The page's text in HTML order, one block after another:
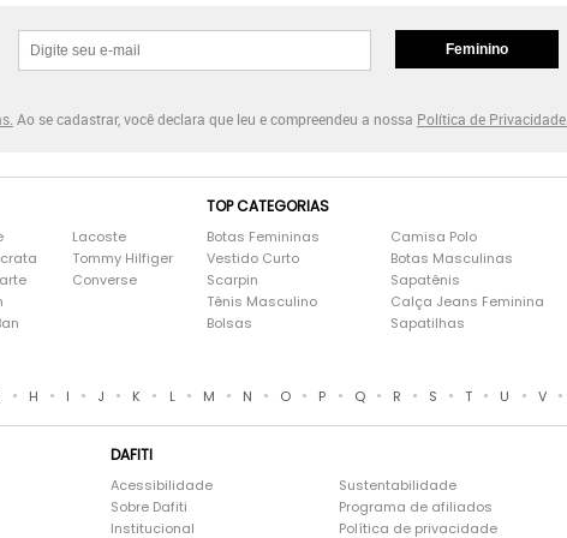
Feminino
Ao se cadastrar, você declara que leu e compreendeu a nossa Política de Privacidade.
Lacoste
Tommy Hilfiger
Converse
TOP CATEGORIAS
Botas Femininas
Vestido Curto
Scarpin
Tênis Masculino
Bolsas
Camisa Polo
Botas Masculinas
Sapatênis
Calça Jeans Feminina
Sapatilhas
• H • I • J • K • L • M • N • O • P • Q • R • S • T • U • V •
DAFITI
Acessibilidade
Sobre Dafiti
Institucional
Sustentabilidade
Programa de afiliados
Política de privacidade